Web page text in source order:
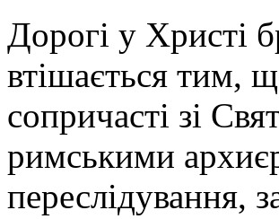
Дорогі у Христі
втішається тим,
сопричасті зі
римськими
переслідування,